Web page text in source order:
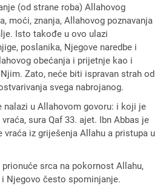
(od strane roba) Allahovog
moći, znanja, Allahovog poznavanja
Isto takođe u ovo ulazi
poslanika, Njegove naredbe i
obećanja i prijetnje kao i
Zato, neće biti ispravan strah od
svega nabrojanog.
nalazi u Allahovom govoru: i koji je
sura Qaf 33. ajet. Ibn Abbas je
vraća iz griješenja Allahu a pristupa u
srca na pokornost Allahu,
i Njegovo često spominjanje.